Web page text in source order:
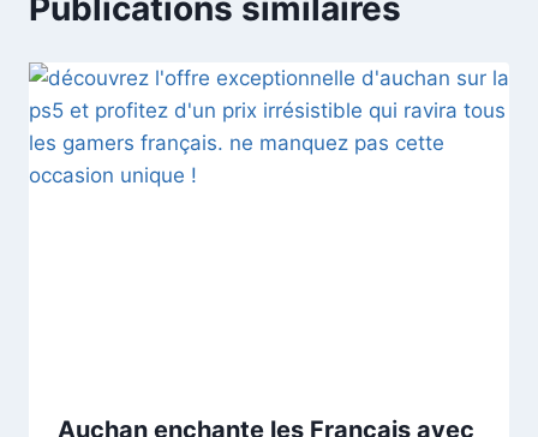
Publications similaires
Auchan enchante les Français avec